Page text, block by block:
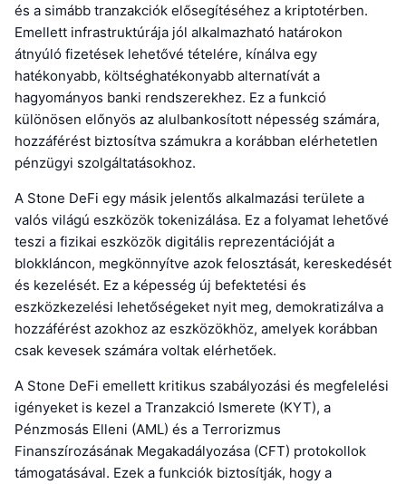
és a simább tranzakciók elősegítéséhez a kriptotérben.
Emellett infrastruktúrája jól alkalmazható határokon
átnyúló fizetések lehetővé tételére, kínálva egy
hatékonyabb, költséghatékonyabb alternatívát a
hagyományos banki rendszerekhez. Ez a funkció
különösen előnyös az alulbankosított népesség számára,
hozzáférést biztosítva számukra a korábban elérhetetlen
pénzügyi szolgáltatásokhoz.
A Stone DeFi egy másik jelentős alkalmazási területe a
valós világú eszközök tokenizálása. Ez a folyamat lehetővé
teszi a fizikai eszközök digitális reprezentációját a
blokkláncon, megkönnyítve azok felosztását, kereskedését
és kezelését. Ez a képesség új befektetési és
eszközkezelési lehetőségeket nyit meg, demokratizálva a
hozzáférést azokhoz az eszközökhöz, amelyek korábban
csak kevesek számára voltak elérhetőek.
A Stone DeFi emellett kritikus szabályozási és megfelelési
igényeket is kezel a Tranzakció Ismerete (KYT), a
Pénzmosás Elleni (AML) és a Terrorizmus
Finanszírozásának Megakadályozása (CFT) protokollok
támogatásával. Ezek a funkciók biztosítják, hogy a